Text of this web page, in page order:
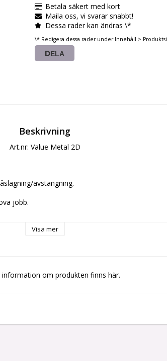
Betala säkert med kort
Maila oss, vi svarar snabbt!
Dessa rader kan ändras \*
\* Redigera dessa rader under Innehåll >
DELA
Beskrivning
Art.nr: Value Metal 2D
avstängning.
jobb.
Visa mer
information om produkten finns här.